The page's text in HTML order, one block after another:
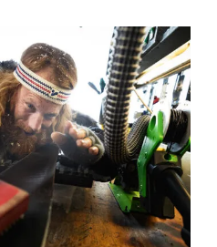
von Atomic, , K2, Scott, Kästle,
etc.